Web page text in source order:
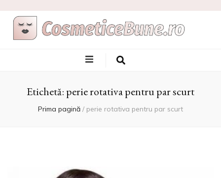
Cele Mai Bune
Produse
Cosmetice
Etichetă: perie rotativa pentru par scurt
Prima pagină / perie rotativa pentru par scurt